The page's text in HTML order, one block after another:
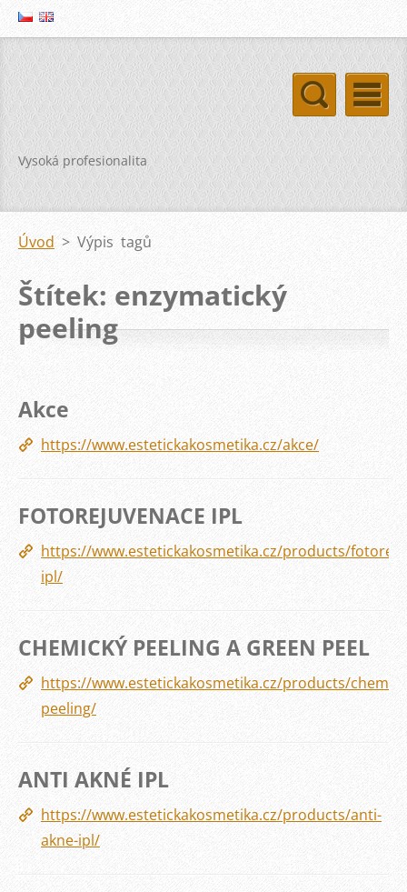
Vysoká profesionalita
Úvod > Výpis tagů
Štítek: enzymatický
peeling
Akce
https://www.estetickakosmetika.cz/akce/
FOTOREJUVENACE IPL
https://www.estetickakosmetika.cz/products/
ipl/
CHEMICKÝ PEELING A GREEN PEEL
https://www.estetickakosmetika.cz/products/
peeling/
ANTI AKNÉ IPL
https://www.estetickakosmetika.cz/products/anti-
akne-ipl/